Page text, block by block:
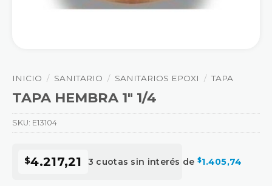
INICIO / SANITARIO / SANITARIOS EPOXI / TAPA
TAPA HEMBRA 1″ 1/4
$4.217,21 3 cuotas sin interés de $1.405,74
SKU: E13104